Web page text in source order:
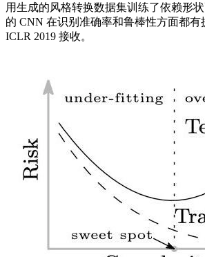
用生成的风格转换数据集训练了依赖形
的 CNN 在识别准确率和鲁棒性方面都有
ICLR 2019 接收。